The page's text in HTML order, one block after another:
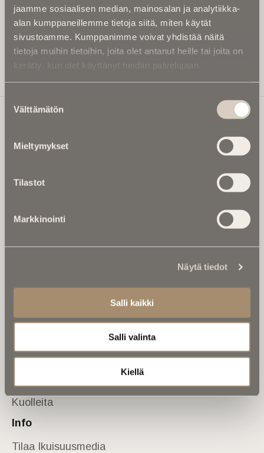
jaamme sosiaalisen median, mainosalan ja analytiikka-
alan kumppaneillemme tietoja siitä, miten käytät
sivustoamme. Kumppanimme voivat yhdistää näitä
tietoja muihin tietoihin, joita olet antanut heille tai joita on
kerätty, kun olet käyttänyt heidän palvelujaan.
valinta
Välttämätön
Mieltymykset
Tilastot
Markkinointi
Näytä tiedot
Salli kaikki
Salli valinta
Kiellä
Kirjoita tähän sähköpostiosoite, johon haluat uutiskirjeen
tulevan:
Tilaa Uutiskirje
Ikuisuusmedia
valtakunnallinen mediabrändi. Julkaisemme uusimmat
kuolinuutiset ja kuolintiedot.
Anna palautetta
Muistokirjoituksia
Kuolema koskettaa
Asiantuntijoilta
Kuolleita
Info
Tilaa Ikuisuusmedia